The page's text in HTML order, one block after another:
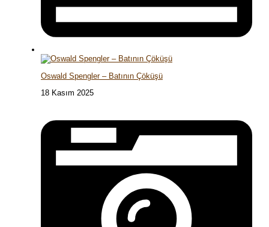
Oswald Spengler – Batının Çöküşü
18 Kasım 2025